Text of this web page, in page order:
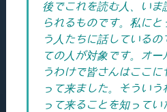
後でこれを読む人、いま
られるものです。私に
う人たちに話している
ての人が対象です。オ
うわけで皆さんはここ
って来ました。そうい
って来ることを知って